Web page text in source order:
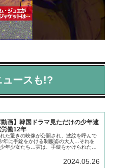
ュースも!?
動画】韓国ドラマ見ただけの少年逮
働12年
た驚きの映像が公開され、波紋を呼んで
年に手錠をかける制服姿の大人…それを
年少女たち…実は、手錠をかけられた2
2024.05.26